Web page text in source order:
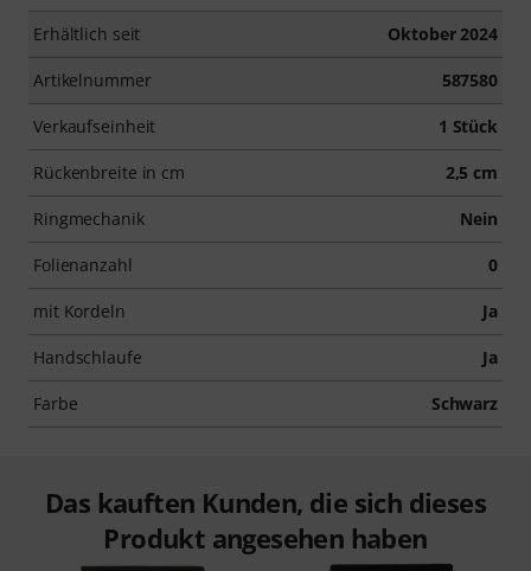
Erhältlich seit Oktober 2024
Artikelnummer 587580
Verkaufseinheit 1 Stück
Rückenbreite in cm 2,5 cm
Ringmechanik Nein
Folienanzahl 0
mit Kordeln Ja
Handschlaufe Ja
Farbe Schwarz
Das kauften Kunden, die sich dieses
Produkt angesehen haben